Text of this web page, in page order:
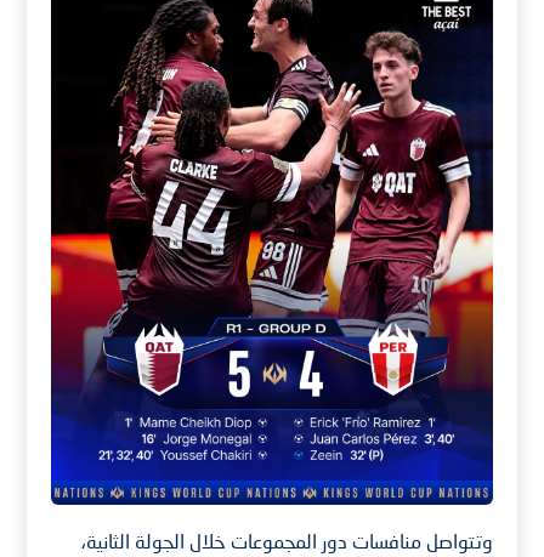
وتتواصل منافسات دور المجموعات خلال الجولة الثانية،